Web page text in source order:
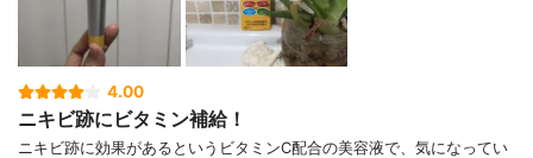
4.00
ニキビ跡にビタミン補給！
ニキビ跡に効果があるというビタミンC配合の美容液で、気になってい